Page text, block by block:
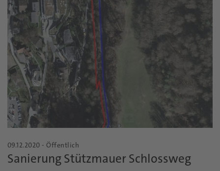
09.12.2020 - Öffentlich
Sanierung Stützmauer Schlossweg